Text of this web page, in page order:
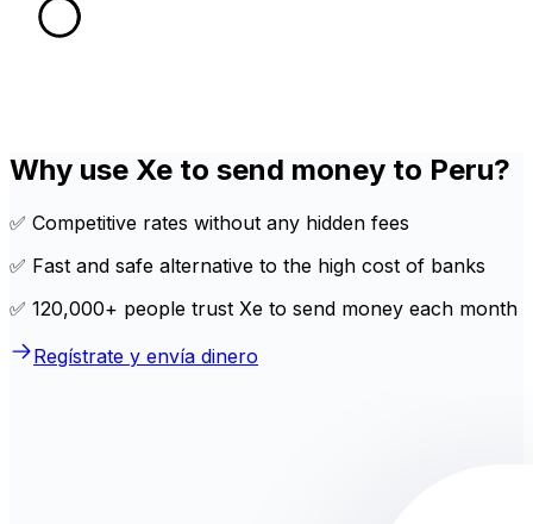
Why use Xe to send money to Peru?
✅ Competitive rates without any hidden fees
✅ Fast and safe alternative to the high cost of banks
✅ 120,000+ people trust Xe to send money each month
Regístrate y envía dinero